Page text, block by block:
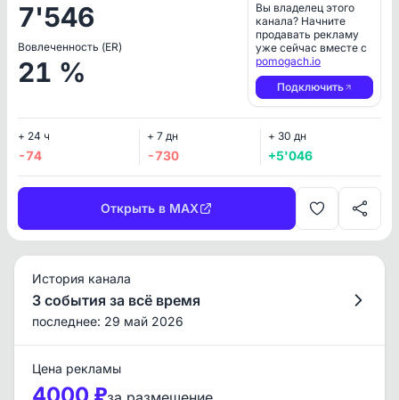
7'546
Вовлеченность (ER)
21 %
Вы владелец этого
канала? Начните
продавать рекламу
уже сейчас вместе с
pomogach.io
Подключить
+ 24 ч
-74
+ 7 дн
-730
+ 30 дн
+5'046
Открыть в MAX
История канала
3 события за всё время
последнее: 29 май 2026
Цена рекламы